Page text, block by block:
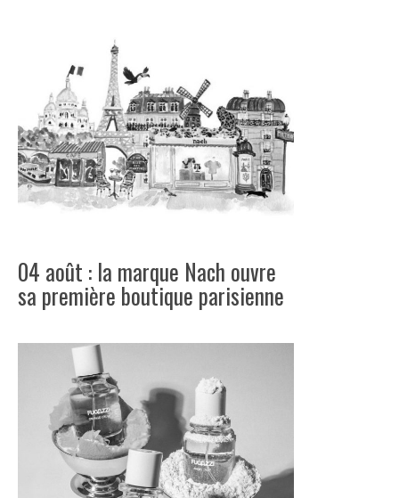
04 août : la marque Nach ouvre
sa première boutique parisienne